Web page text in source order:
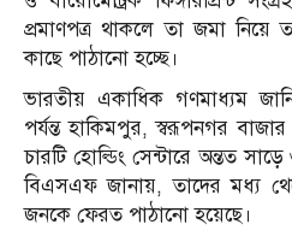
প্রমাণপত্র থাকলে তা জমা নিয়ে
কাছে পাঠানো হচ্ছে।
ভারতীয় একাধিক গণমাধ্যম
পর্যন্ত হাকিমপুর, স্বরূপনগর
চারটি হোল্ডিং সেন্টারে অন্তত
বিএসএফ জানায়, তাদের মধ্য
জনকে ফেরত পাঠানো হয়েছে।